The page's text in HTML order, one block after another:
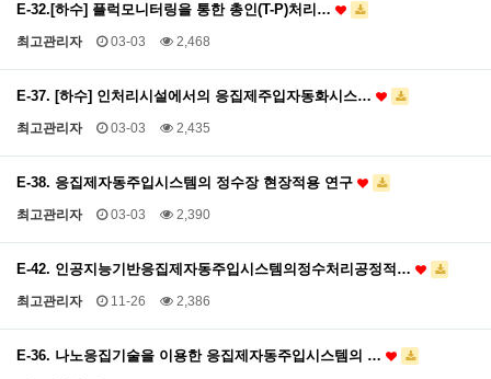
E-32.[하수] 플럭모니터링을 통한 총인(T-P)처리…
최고관리자 03-03 2,468
E-37. [하수] 인처리시설에서의 응집제주입자동화시스…
최고관리자 03-03 2,435
E-38. 응집제자동주입시스템의 정수장 현장적용 연구
최고관리자 03-03 2,390
E-42. 인공지능기반응집제자동주입시스템의정수처리공정적…
최고관리자 11-26 2,386
E-36. 나노응집기술을 이용한 응집제자동주입시스템의 …